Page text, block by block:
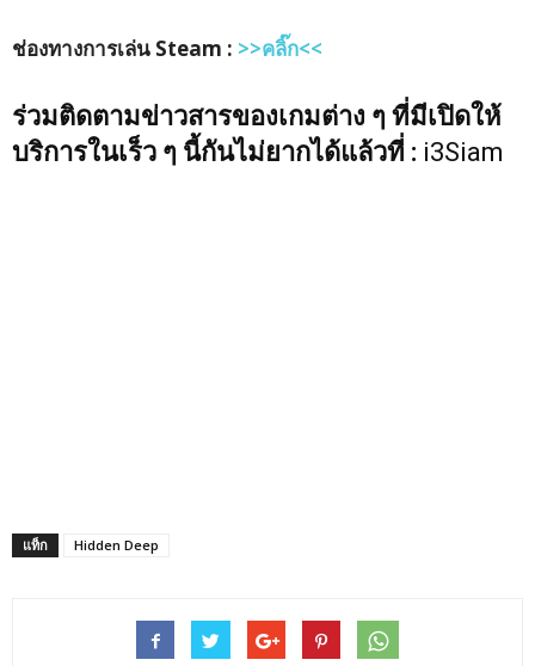
ช่องทางการเล่น Steam : >>คลิ๊ก<<
ร่วมติดตามข่าวสารของเกมต่าง ๆ ที่มีเปิดให้
บริการในเร็ว ๆ นี้กันไม่ยากได้แล้วที่ : i3Siam
แท็ก Hidden Deep